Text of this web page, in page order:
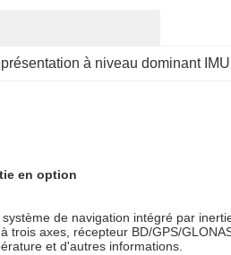
à niveau dominant
en option
de navigation intégré par
axes, récepteur BD/GPS/
et d'autres informations.